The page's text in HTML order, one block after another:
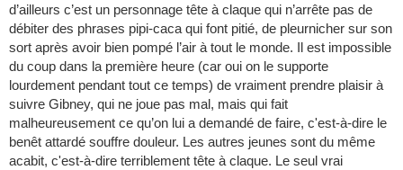
d’ailleurs c’est un personnage tête à claque qui n’arrête pas de
débiter des phrases pipi-caca qui font pitié, de pleurnicher sur son
sort après avoir bien pompé l’air à tout le monde. Il est impossible
du coup dans la première heure (car oui on le supporte
lourdement pendant tout ce temps) de vraiment prendre plaisir à
suivre Gibney, qui ne joue pas mal, mais qui fait
malheureusement ce qu’on lui a demandé de faire, c'est-à-dire le
benêt attardé souffre douleur. Les autres jeunes sont du même
acabit, c'est-à-dire terriblement tête à claque. Le seul vrai